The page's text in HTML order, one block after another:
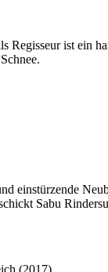
Regisseur ist ein
einstürzende
Sabu